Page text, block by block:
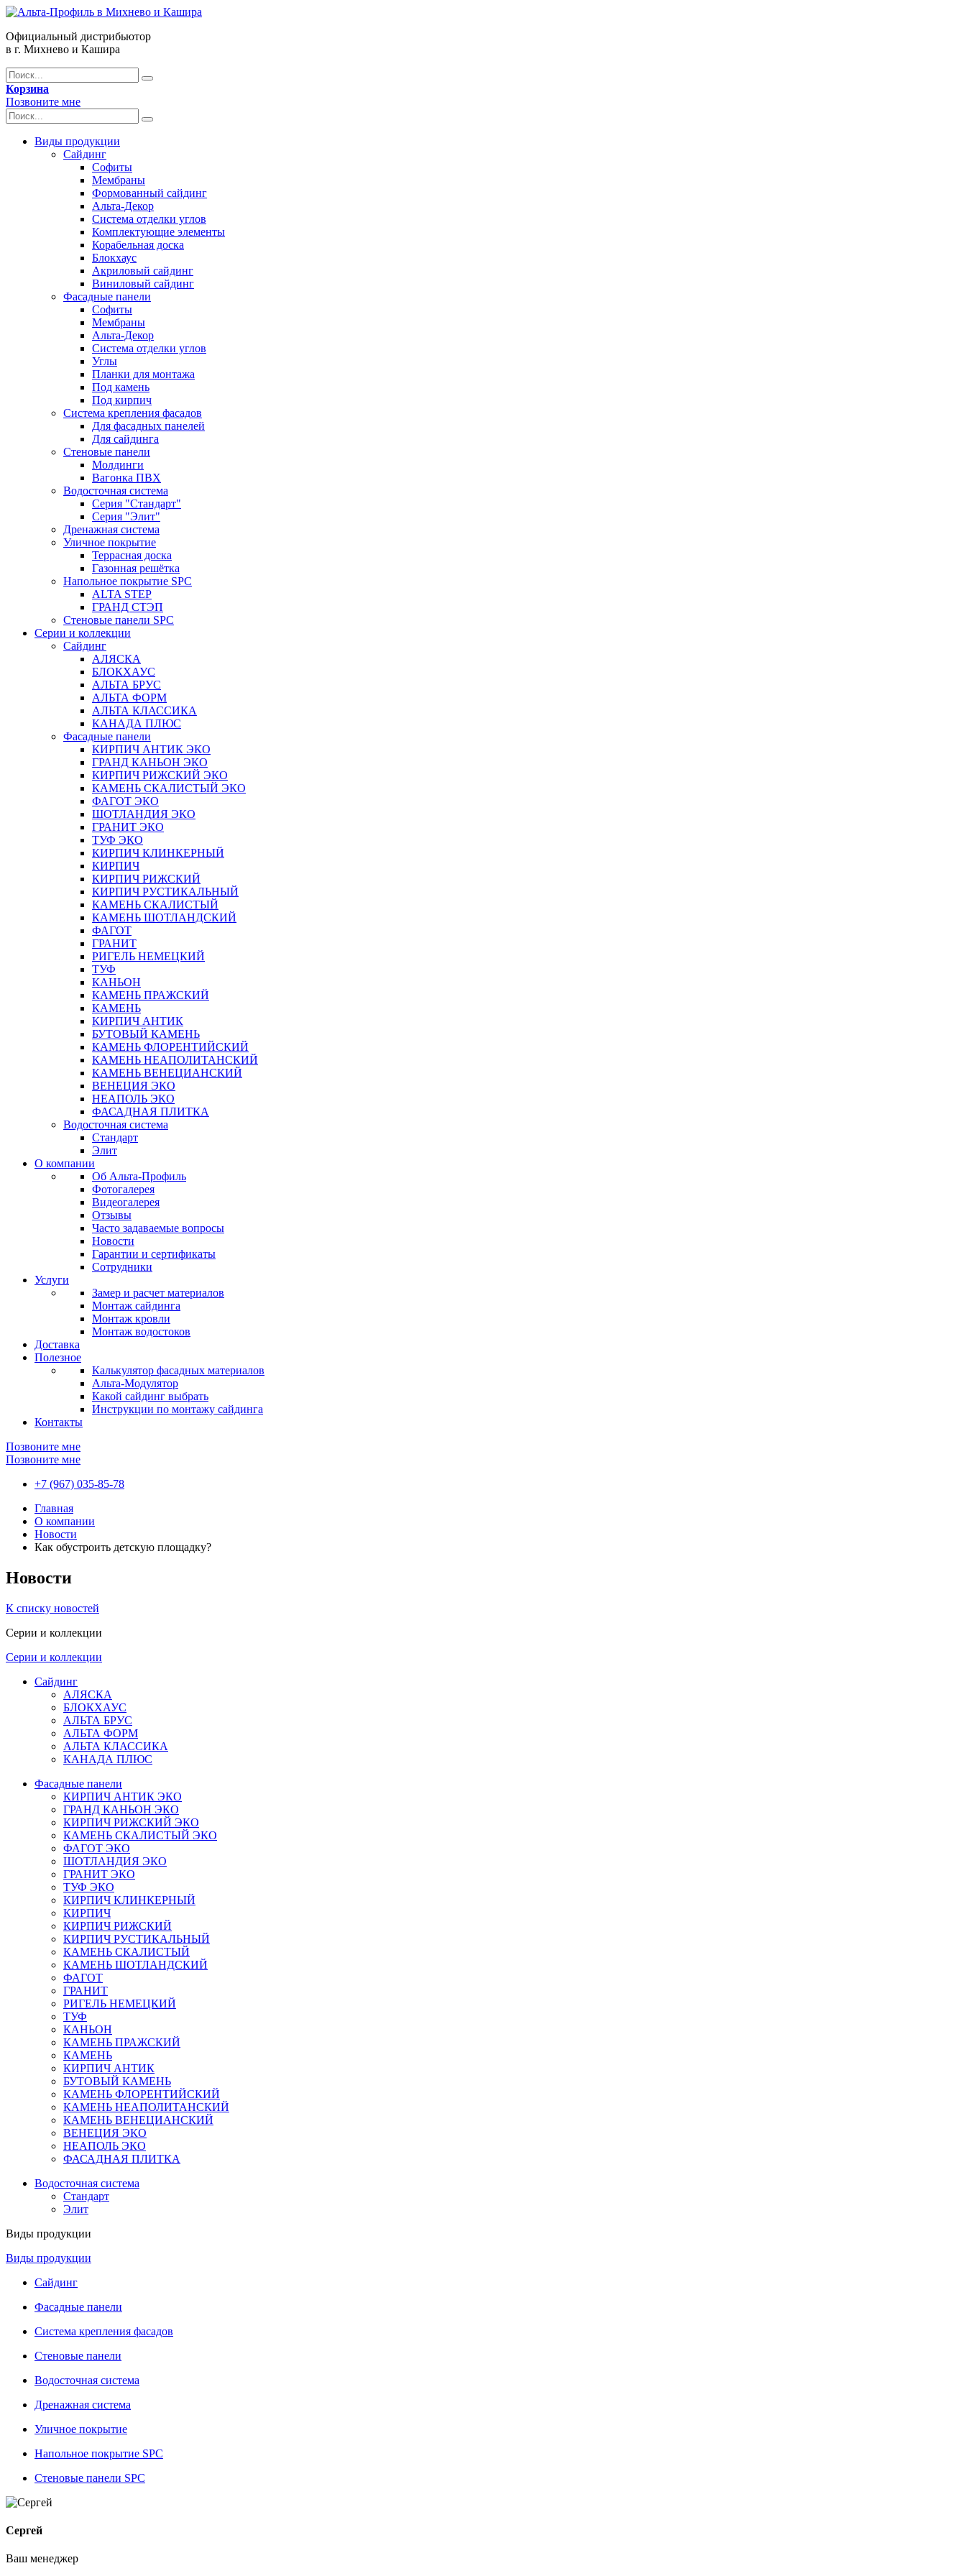
Официальный дистрибьютор
в г. Михнево и Кашира
Корзина
Позвоните мне
Виды продукции
Сайдинг
Софиты
Мембраны
Формованный сайдинг
Альта-Декор
Система отделки углов
Комплектующие элементы
Корабельная доска
Блокхаус
Акриловый сайдинг
Виниловый сайдинг
Фасадные панели
Софиты
Мембраны
Альта-Декор
Система отделки углов
Углы
Планки для монтажа
Под камень
Под кирпич
Система крепления фасадов
Для фасадных панелей
Для сайдинга
Стеновые панели
Молдинги
Вагонка ПВХ
Водосточная система
Серия "Стандарт"
Серия "Элит"
Дренажная система
Уличное покрытие
Террасная доска
Газонная решётка
Напольное покрытие SPC
ALTA STEP
ГРАНД СТЭП
Стеновые панели SPC
Серии и коллекции
Сайдинг
АЛЯСКА
БЛОКХАУС
АЛЬТА БРУС
АЛЬТА ФОРМ
АЛЬТА КЛАССИКА
КАНАДА ПЛЮС
Фасадные панели
КИРПИЧ АНТИК ЭКО
ГРАНД КАНЬОН ЭКО
КИРПИЧ РИЖСКИЙ ЭКО
КАМЕНЬ СКАЛИСТЫЙ ЭКО
ФАГОТ ЭКО
ШОТЛАНДИЯ ЭКО
ГРАНИТ ЭКО
ТУФ ЭКО
КИРПИЧ КЛИНКЕРНЫЙ
КИРПИЧ
КИРПИЧ РИЖСКИЙ
КИРПИЧ РУСТИКАЛЬНЫЙ
КАМЕНЬ СКАЛИСТЫЙ
КАМЕНЬ ШОТЛАНДСКИЙ
ФАГОТ
ГРАНИТ
РИГЕЛЬ НЕМЕЦКИЙ
ТУФ
КАНЬОН
КАМЕНЬ ПРАЖСКИЙ
КАМЕНЬ
КИРПИЧ АНТИК
БУТОВЫЙ КАМЕНЬ
КАМЕНЬ ФЛОРЕНТИЙСКИЙ
КАМЕНЬ НЕАПОЛИТАНСКИЙ
КАМЕНЬ ВЕНЕЦИАНСКИЙ
ВЕНЕЦИЯ ЭКО
НЕАПОЛЬ ЭКО
ФАСАДНАЯ ПЛИТКА
Водосточная система
Стандарт
Элит
О компании
Об Альта-Профиль
Фотогалерея
Видеогалерея
Отзывы
Часто задаваемые вопросы
Новости
Гарантии и сертификаты
Сотрудники
Услуги
Замер и расчет материалов
Монтаж сайдинга
Монтаж кровли
Монтаж водостоков
Доставка
Полезное
Калькулятор фасадных материалов
Альта-Модулятор
Какой сайдинг выбрать
Инструкции по монтажу сайдинга
Контакты
Позвоните мне
Позвоните мне
+7 (967) 035-85-78
Главная
О компании
Новости
Как обустроить детскую площадку?
Новости
К списку новостей
Серии и коллекции
Серии и коллекции
Сайдинг
АЛЯСКА
БЛОКХАУС
АЛЬТА БРУС
АЛЬТА ФОРМ
АЛЬТА КЛАССИКА
КАНАДА ПЛЮС
Фасадные панели
КИРПИЧ АНТИК ЭКО
ГРАНД КАНЬОН ЭКО
КИРПИЧ РИЖСКИЙ ЭКО
КАМЕНЬ СКАЛИСТЫЙ ЭКО
ФАГОТ ЭКО
ШОТЛАНДИЯ ЭКО
ГРАНИТ ЭКО
ТУФ ЭКО
КИРПИЧ КЛИНКЕРНЫЙ
КИРПИЧ
КИРПИЧ РИЖСКИЙ
КИРПИЧ РУСТИКАЛЬНЫЙ
КАМЕНЬ СКАЛИСТЫЙ
КАМЕНЬ ШОТЛАНДСКИЙ
ФАГОТ
ГРАНИТ
РИГЕЛЬ НЕМЕЦКИЙ
ТУФ
КАНЬОН
КАМЕНЬ ПРАЖСКИЙ
КАМЕНЬ
КИРПИЧ АНТИК
БУТОВЫЙ КАМЕНЬ
КАМЕНЬ ФЛОРЕНТИЙСКИЙ
КАМЕНЬ НЕАПОЛИТАНСКИЙ
КАМЕНЬ ВЕНЕЦИАНСКИЙ
ВЕНЕЦИЯ ЭКО
НЕАПОЛЬ ЭКО
ФАСАДНАЯ ПЛИТКА
Водосточная система
Стандарт
Элит
Виды продукции
Виды продукции
Сайдинг
Фасадные панели
Система крепления фасадов
Стеновые панели
Водосточная система
Дренажная система
Уличное покрытие
Напольное покрытие SPC
Стеновые панели SPC
Сергей
Ваш менеджер